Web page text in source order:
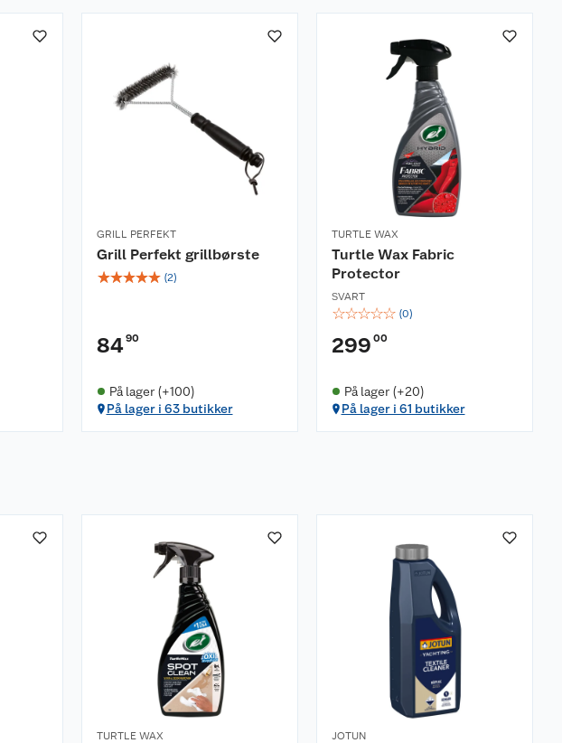
GRILL PERFEKT
Grill Perfekt grillbørste
☆☆☆☆☆ (2)
8490
På lager (+100)
På lager i 63 butikker
TURTLE WAX
Turtle Wax Fabric
Protector
SVART
☆☆☆☆☆ (0)
299 00
På lager (+20)
På lager i 61 butikker
TURTLE WAX JOTUN